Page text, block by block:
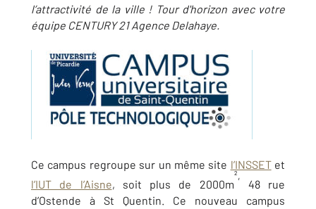
l’attractivité de la ville ! Tour d'horizon avec votre
équipe CENTURY 21 Agence Delahaye.
Ce campus regroupe sur un même site l’INSSETet
l’IUT de l’Aisne, soit plus de 2000m
²,
48 rue
d’Ostende à St Quentin. Ce nouveau campus